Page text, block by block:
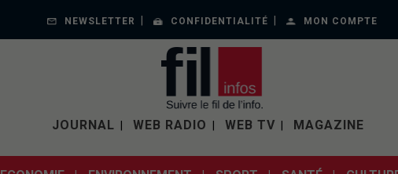
NEWSLETTER CONFIDENTIALITÉ MON COMPTE
JOURNAL WEB RADIO WEB TV MAGAZINE